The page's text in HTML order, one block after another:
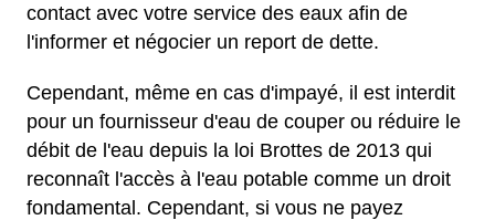
contact avec votre service des eaux afin de
l'informer et négocier un report de dette.
Cependant, même en cas d'impayé, il est interdit
pour un fournisseur d'eau de couper ou réduire le
débit de l'eau depuis la loi Brottes de 2013 qui
reconnaît l'accès à l'eau potable comme un droit
fondamental. Cependant, si vous ne payez